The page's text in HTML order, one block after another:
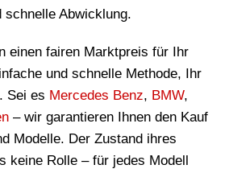
schnelle Abwicklung.
einen fairen Marktpreis für Ihr
und schnelle Methode, Ihr
Sei es Mercedes Benz, BMW,
– wir garantieren Ihnen den Kauf
Modelle. Der Zustand ihres
keine Rolle – für jedes Modell